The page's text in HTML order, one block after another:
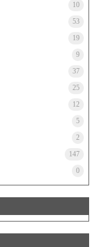
10
53
19
9
37
25
12
5
2
147
0